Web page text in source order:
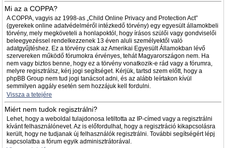
Mi az a COPPA?
A COPPA, vagyis az 1998-as „Child Online Privacy and Protection Act”
(gyerekek online adatvédelméről intézkedő törvény) egy egyesült államokbeli
törvény, mely megköveteli a honlapoktól, hogy írásos szülői vagy gondviselői
beleegyezéssel rendelkezzenek 13 éven aluli személyektől való
adatgyűjtéshez. Ez a törvény csak az Amerikai Egyesült Államokban lévő
szervereken működő fórumokra érvényes, tehát Magyarországon nem. Ha
nem vagy biztos benne, hogy ez a törvény vonatkozik-e rád vagy a fórumra,
melyre regisztrálsz, kérj jogi segítséget. Kérjük, tartsd szem előtt, hogy a
phpBB Group nem tud jogi tanácsot adni, és az alább leírtakon kívül
semmilyen aggály esetén sem hozzájuk kell fordulni.
Vissza a tetejére
Miért nem tudok regisztrálni?
Lehet, hogy a weboldal tulajdonosa letiltotta az IP-címed vagy a regisztrálni
kívánt felhasználónevet. Az is előfordulhat, hogy a regisztráció kikapcsolásra
került, hogy ne tudjanak új felhasználók regisztrálni. További segítségért lépj
kapcsolatba a fórum egyik adminisztrátorával.